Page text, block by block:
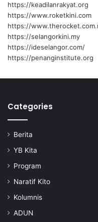
n
https://keadilanrakyat.org
https://www.roketkini.com
https://
https://selangorkini.my
https://ideselangor.com/
https://penanginstitute.org
Categories
Berita
YB Kita
Program
Naratif Kito
Kolumnis
ADUN